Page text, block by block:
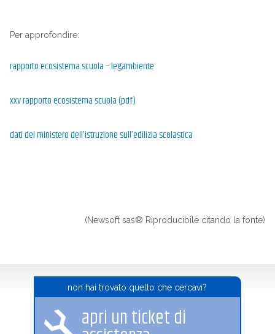
Per approfondire:
rapporto ecosistema scuola – legambiente
xxv rapporto ecosistema scuola (pdf)
dati del ministero dell’istruzione sull’edilizia scolastica
(Newsoft sas® Riproducibile citando la fonte)
non hai trovato quello che cercavi?
apri un ticket di